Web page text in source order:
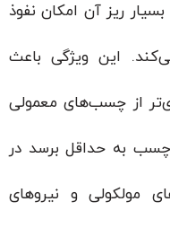
ریز آن امکان نفوذ
این ویژگی باعث
از چسب‌های معمولی
به حداقل برسد در
مولکولی و نیروهای